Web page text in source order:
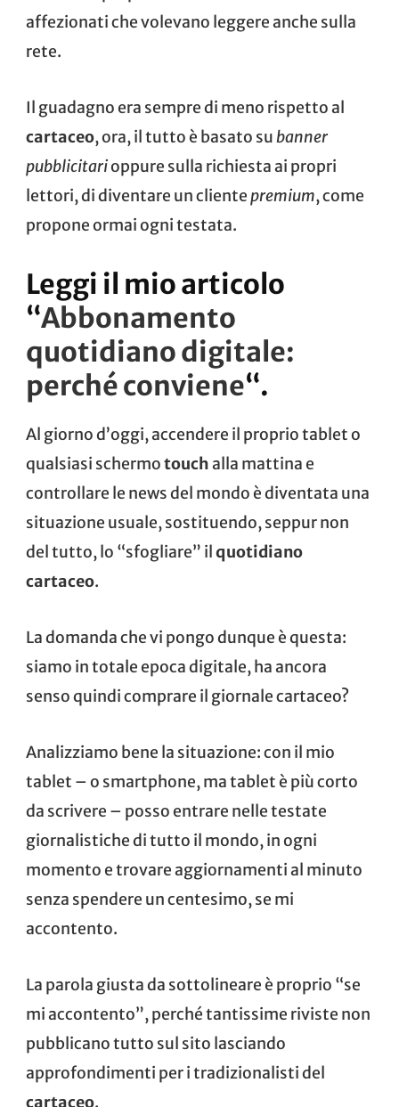
affezionati che volevano leggere anche sulla
rete.
Il guadagno era sempre di meno rispetto al
cartaceo, ora, il tutto è basato subanner
pubblicitarioppure sulla richiesta ai propri
lettori, di diventare un clientepremium, come
propone ormai ogni testata.
Leggi il mio articolo
“Abbonamento
quotidiano digitale:
perché conviene“.
Al giorno d’oggi, accendere il proprio tablet o
qualsiasi schermotouchalla mattina e
controllare le news del mondo è diventata una
situazione usuale, sostituendo, seppur non
del tutto, lo “sfogliare” il quotidiano
cartaceo.
La domanda che vi pongo dunque è questa:
siamo in totale epoca digitale, ha ancora
senso quindi comprare il giornale cartaceo?
Analizziamo bene la situazione: con il mio
tablet – o smartphone, ma tablet è più corto
da scrivere – posso entrare nelle testate
giornalistiche di tutto il mondo, in ogni
momento e trovare aggiornamenti al minuto
senza spendere un centesimo, se mi
accontento.
La parola giusta da sottolineare è proprio “se
mi accontento”, perché tantissime riviste non
pubblicano tutto sul sito lasciando
approfondimenti per i tradizionalisti del
cartaceo.